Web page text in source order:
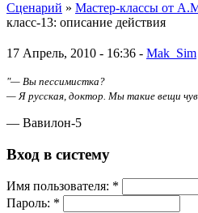
Сценарий » Мастер-классы от
класс-13: описание действия
17 Апрель, 2010 - 16:36 - Mak_Sim
"— Вы пессимистка?
— Я русская, доктор. Мы такие вещи
— Вавилон-5
Вход в систему
Имя пoльзовaтeля: *
Пароль: *